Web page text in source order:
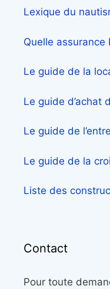
Lexique du
Quelle
Le guide de la
Le guide d’achat
Le guide de
Le guide de la
Liste des
Contact
Pour toute